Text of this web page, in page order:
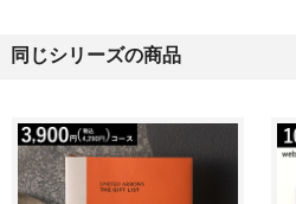
同じシリーズの商品